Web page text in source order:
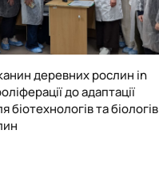
деревних рослин in
до адаптації
біотехнологів та біологів